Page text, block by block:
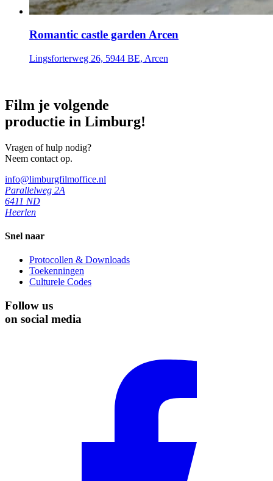
Romantic castle garden Arcen
Lingsforterweg 26, 5944 BE, Arcen
Film je volgende
productie in Limburg!
Vragen of hulp nodig?
Neem contact op.
info@limburgfilmoffice.nl
Parallelweg 2A
6411 ND
Heerlen
Snel naar
Protocollen & Downloads
Toekenningen
Culturele Codes
Follow us
on social media